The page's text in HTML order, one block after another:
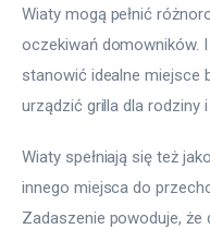
Wiaty mogą pełnić
oczekiwań domowników.
stanowić idealne miejsce
urządzić grilla dla rodziny
Wiaty spełniają się też
innego miejsca do
Zadaszenie powoduje, że